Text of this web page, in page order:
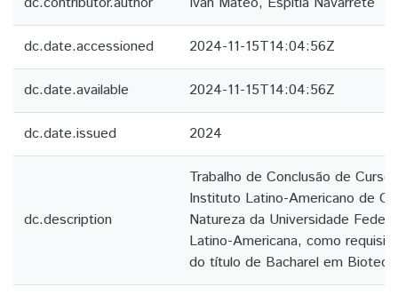
dc.date.accessioned 2024-11-15T14:04:56Z
dc.date.available 2024-11-15T14:04:56Z
dc.date.issued 2024
dc.description
Trabalho de Conclusão de
Instituto Latino-Americano de
Natureza da Universidade
Latino-Americana, como
do título de Bacharel em